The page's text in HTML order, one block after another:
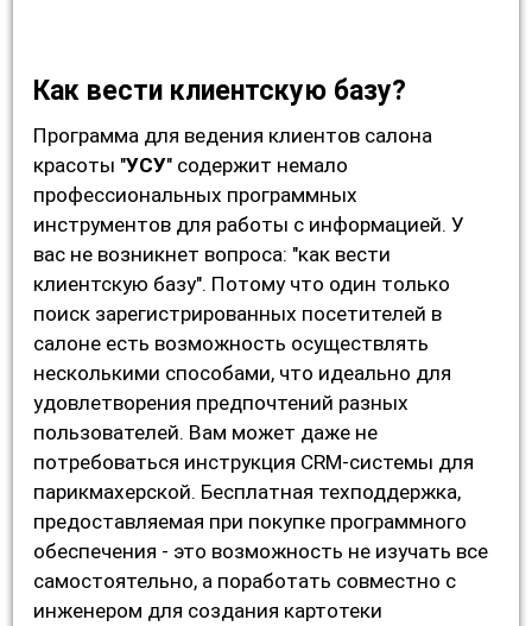
Как вести клиентскую базу?
Программа для ведения клиентов салона
красоты "УСУ" содержит немало
профессиональных программных
инструментов для работы с информацией. У
вас не возникнет вопроса: "как вести
клиентскую базу". Потому что один только
поиск зарегистрированных посетителей в
салоне есть возможность осуществлять
несколькими способами, что идеально для
удовлетворения предпочтений разных
пользователей. Вам может даже не
потребоваться инструкция CRM-системы для
парикмахерской. Бесплатная техподдержка,
предоставляемая при покупке программного
обеспечения - это возможность не изучать все
самостоятельно, а поработать совместно с
инженером для создания картотеки